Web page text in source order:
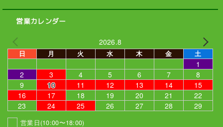
営業カレンダー
2026.8
日 月 火 水 木 金 土
1
2
3 4 5 6 7
8
9
10 11 12 13 14
15
16
17 18 19 20 21
22
23
24 25 26 27 28 29
営業日(10:00〜18:00)